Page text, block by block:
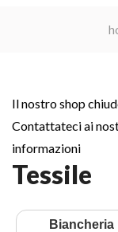
Il nostro shop
Contattateci ai
informazioni
Tessile
Biancheria